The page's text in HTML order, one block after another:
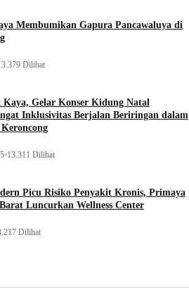
Membumikan Gapura Pancawaluya di
Dilihat
Kaya, Gelar Konser Kidung Natal
Inklusivitas Berjalan Beriringan dalam
•13.311 Dilihat
Picu Risiko Penyakit Kronis, Primaya
Luncurkan Wellness Center
Dilihat